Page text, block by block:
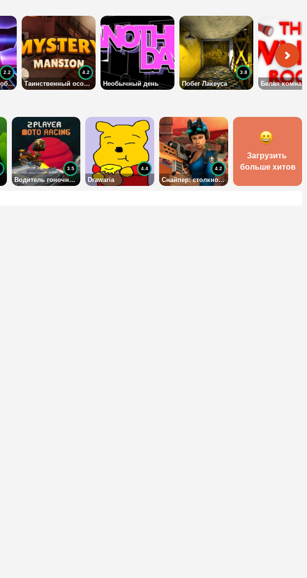
Мистическое освобождение
2.2
Таинственный особняк
4.2
Необычный день Побег Лакеуса
3.8
Белая
Водитель гоночного мотоцикла
3.5
Drawaria
4.4
Снайпер: столкновение 3Д
4.2
Загрузить
больше хитов